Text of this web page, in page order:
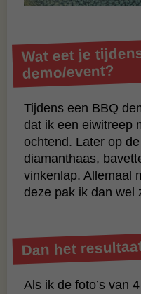
Wat eet je
demo/event?
Tijdens een BBQ
dat ik een eiwitreep
ochtend. Later op
diamanthaas,
vinkenlap. Allemaal
deze pak ik dan wel
Dan het
Als ik de foto’s van